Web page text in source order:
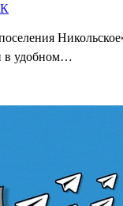
в удобном…